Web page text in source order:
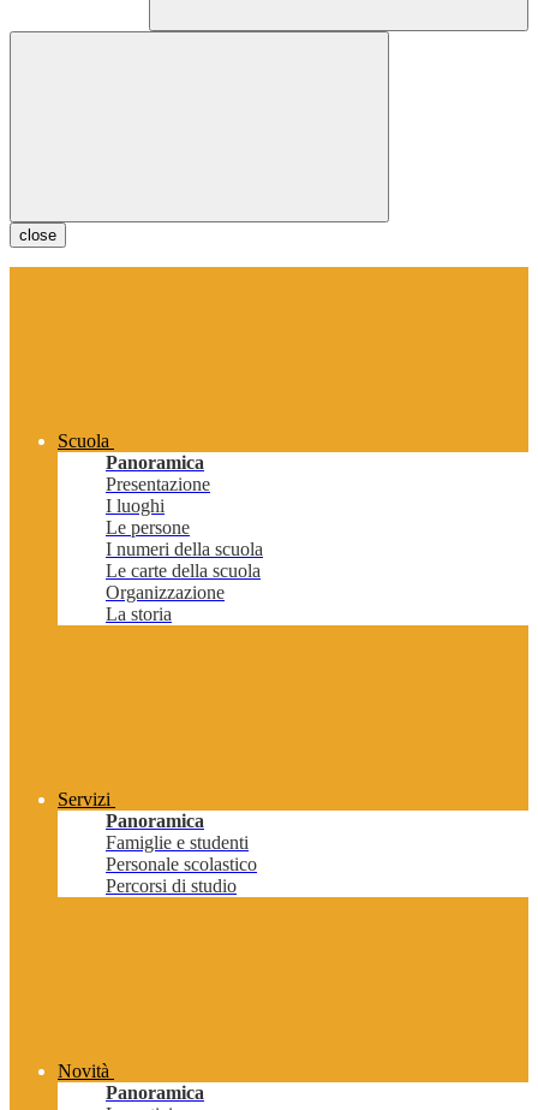
close
Scuola
Panoramica
Presentazione
I luoghi
Le persone
I numeri della scuola
Le carte della scuola
Organizzazione
La storia
Servizi
Panoramica
Famiglie e studenti
Personale scolastico
Percorsi di studio
Novità
Panoramica